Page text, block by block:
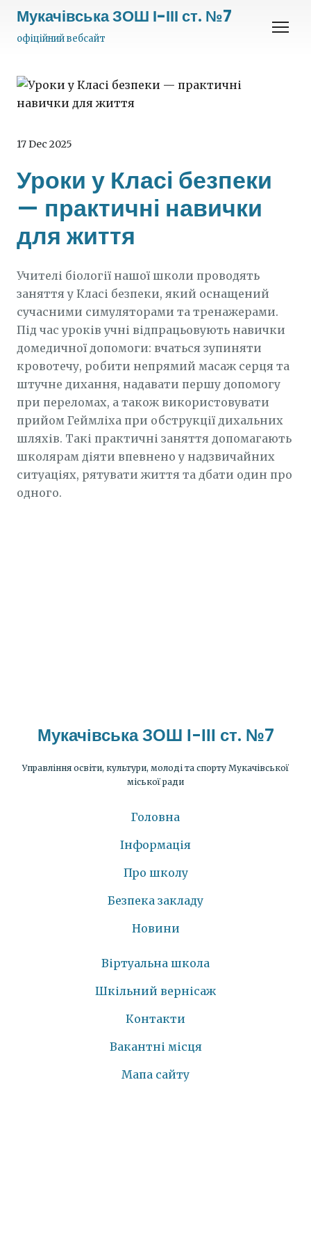
Мукачівська ЗОШ І-ІІІ ст. №7
офіційний вебсайт
17 Dec 2025
Уроки у Класі безпеки
— практичні навички
для життя
Учителі біології нашої школи проводять
заняття у Класі безпеки, який оснащений
сучасними симуляторами та тренажерами.
Під час уроків учні відпрацьовують навички
домедичної допомоги: вчаться зупиняти
кровотечу, робити непрямий масаж серця та
штучне дихання, надавати першу допомогу
при переломах, а також використовувати
прийом Геймліха при обструкції дихальних
шляхів. Такі практичні заняття допомагають
школярам діяти впевнено у надзвичайних
ситуаціях, рятувати життя та дбати один про
одного.
Мукачівська ЗОШ І-ІІІ ст. №7
Управління освіти, культури, молоді та спорту Мукачівської
міської ради
Головна
Інформація
Про школу
Безпека закладу
Новини
Віртуальна школа
Шкільний вернісаж
Контакти
Вакантні місця
Мапа сайту